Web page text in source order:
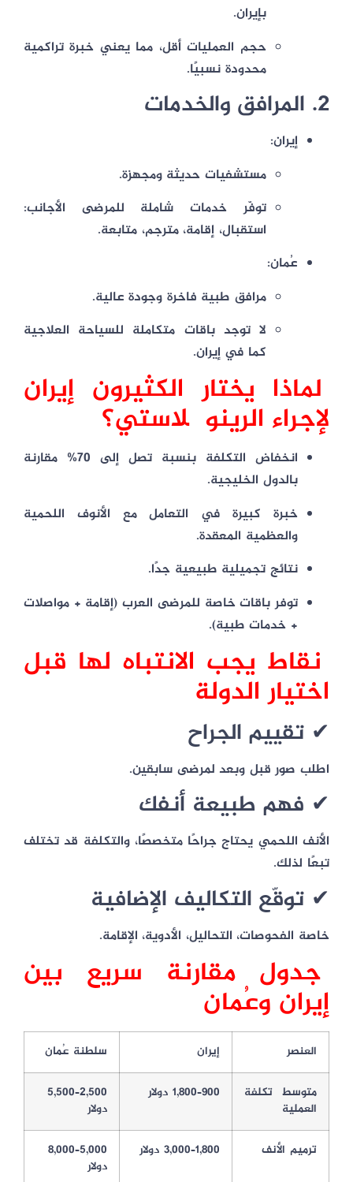
بإيران.
حجم العمليات أقل، مما يعني خبرة تراكمية
محدودة نسبيًا.
2. المرافق والخدمات
إيران:
مستشفيات حديثة ومجهزة.
توفّر خدمات شاملة للمرضى الأجانب:
استقبال، إقامة، مترجم، متابعة.
عُمان:
مرافق طبية فاخرة وجودة عالية.
لا توجد باقات متكاملة للسياحة العلاجية
كما في إيران.
لماذا يختار الكثيرون إيران
لإجراء الرينوپلاستي؟
انخفاض التكلفة بنسبة تصل إلى 70% مقارنة
بالدول الخليجية.
خبرة كبيرة في التعامل مع الأنوف اللحمية
والعظمية المعقدة.
نتائج تجميلية طبيعية جدًا.
توفر باقات خاصة للمرضى العرب (إقامة + مواصلات
+ خدمات طبية).
نقاط يجب الانتباه لها قبل
اختيار الدولة
✔ تقييم الجراح
اطلب صورقبل وبعدلمرضى سابقين.
✔ فهم طبيعة أنفك
الأنف اللحمي يحتاج جراحًا متخصصًا، والتكلفة قد تختلف
تبعًا لذلك.
✔ توقّع التكاليف الإضافية
خاصة الفحوصات، التحاليل، الأدوية، الإقامة.
جدول مقارنة سريع بين
إيران وعُمان
العنصر إيران سلطنة عُمان
متوسط تكلفة
العملية
900–1,800 دولار
2,500–5,500
دولار
ترميم الأنف 1,800–3,000 دولار
5,000–8,000
دولار